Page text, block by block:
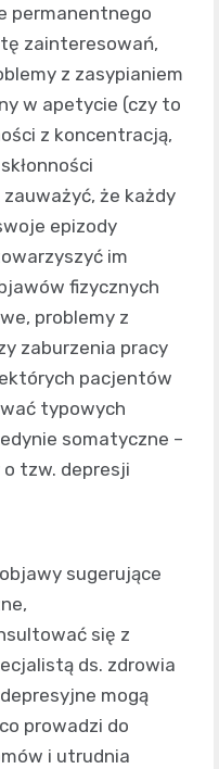
permanentnego
zainteresowań,
z zasypianiem
w apetycie (czy to
z koncentracją,
że każdy
epizody
im
fizycznych
problemy z
zaburzenia pracy
pacjentów
typowych
somatyczne –
tzw. depresji
sugerujące
się z
ds. zdrowia
mogą
prowadzi do
i utrudnia